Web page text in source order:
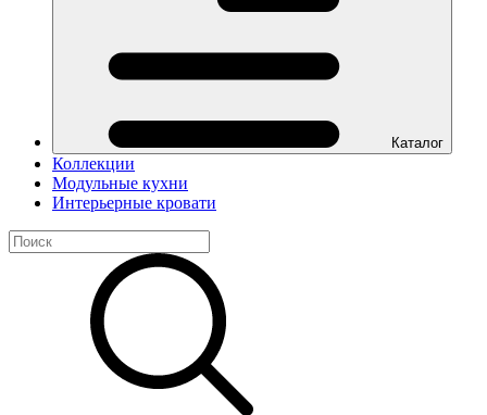
Каталог
Коллекции
Модульные кухни
Интерьерные кровати